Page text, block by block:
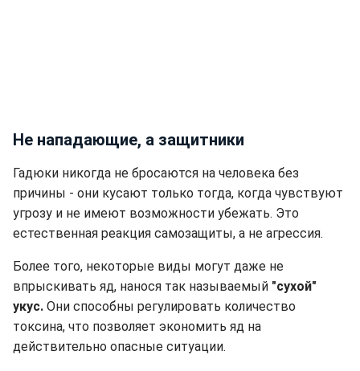
Не нападающие, а защитники
Гадюки никогда не бросаются на человека без
причины - они кусают только тогда, когда чувствуют
угрозу и не имеют возможности убежать. Это
естественная реакция самозащиты, а не агрессия.
Более того, некоторые виды могут даже не
впрыскивать яд, нанося так называемый "сухой"
укус. Они способны регулировать количество
токсина, что позволяет экономить яд на
действительно опасные ситуации.